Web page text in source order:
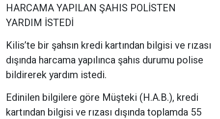
HARCAMA YAPILAN ŞAHIS POLİSTEN
YARDIM İSTEDİ
Kilis’te bir şahsın kredi kartından bilgisi ve rızası
dışında harcama yapılınca şahıs durumu polise
bildirerek yardım istedi.
Edinilen bilgilere göre Müşteki (H.A.B.), kredi
kartından bilgisi ve rızası dışında toplamda 55